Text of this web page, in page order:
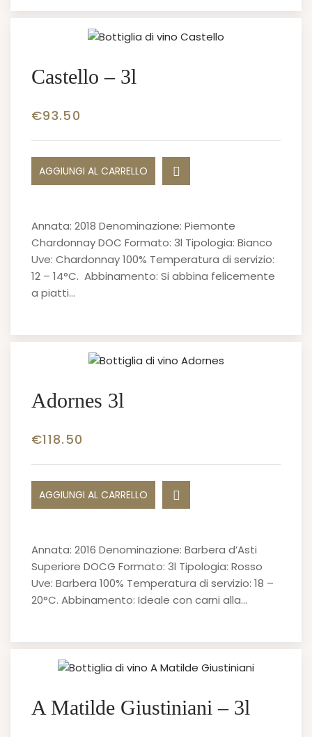
Castello – 3l
€93.50
AGGIUNGI AL CARRELLO
Annata: 2018 Denominazione: Piemonte
Chardonnay DOC Formato: 3l Tipologia: Bianco
Uve: Chardonnay 100% Temperatura di servizio:
12 – 14°C. Abbinamento: Si abbina felicemente
a piatti…
Adornes 3l
€118.50
AGGIUNGI AL CARRELLO
Annata: 2016 Denominazione: Barbera d’Asti
Superiore DOCG Formato: 3l Tipologia: Rosso
Uve: Barbera 100% Temperatura di servizio: 18 –
20°C. Abbinamento: Ideale con carni alla…
A Matilde Giustiniani – 3l